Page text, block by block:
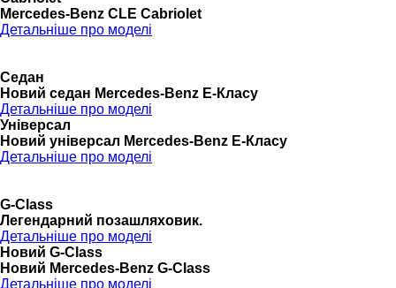
Mercedes-Benz CLE Cabriolet
Детальніше про моделі
Седан
Новий седан Mercedes-Benz Е-Класу
Детальніше про моделі
Універсал
Новий універсал Mercedes-Benz E-Класу
Детальніше про моделі
G-Class
Легендарний позашляховик.
Детальніше про моделі
Новий G-Class
Новий Mercedes-Benz G-Class
Детальніше про моделі